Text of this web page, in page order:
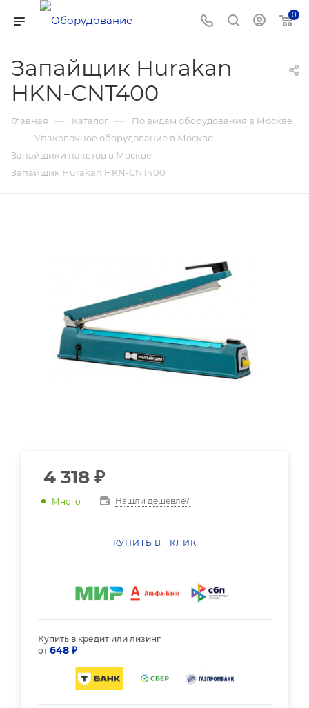
0
Запайщик Hurakan
HKN-CNT400
Главная — Каталог — По видам оборудования в Москве
— Упаковочное оборудование в Москве —
Запайщики пакетов в Москве —
Запайщик Hurakan HKN-CNT400
4 318 ₽
Много Нашли дешевле?
КУПИТЬ В 1 КЛИК
Купить в кредит или лизинг
от 648 ₽